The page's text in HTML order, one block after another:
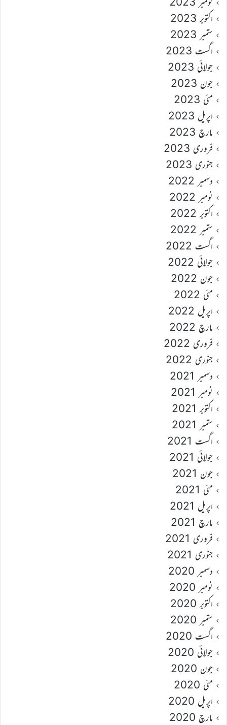
اکتوبر 2023
ستمبر 2023
اگست 2023
جولائی 2023
جون 2023
مئی 2023
اپریل 2023
مارچ 2023
فروری 2023
جنوری 2023
دسمبر 2022
نومبر 2022
اکتوبر 2022
ستمبر 2022
اگست 2022
جولائی 2022
جون 2022
مئی 2022
اپریل 2022
مارچ 2022
فروری 2022
جنوری 2022
دسمبر 2021
نومبر 2021
اکتوبر 2021
ستمبر 2021
اگست 2021
جولائی 2021
جون 2021
مئی 2021
اپریل 2021
مارچ 2021
فروری 2021
جنوری 2021
دسمبر 2020
نومبر 2020
اکتوبر 2020
ستمبر 2020
اگست 2020
جولائی 2020
جون 2020
مئی 2020
اپریل 2020
مارچ 2020